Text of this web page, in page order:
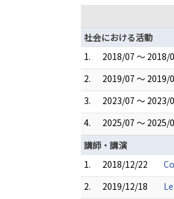
社会における活動
1.
2018/07 ～ 2018/
2.
2019/07 ～ 2019/
3.
2023/07 ～ 2023/
4.
2025/07 ～ 2025/
講師・講演
1.
2018/12/22
2.
2019/12/18